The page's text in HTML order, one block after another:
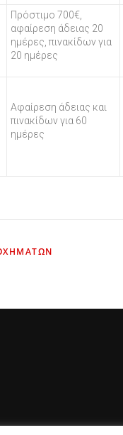
Πρόστιμο 700€,
αφαίρεση άδειας 20
ημέρες, πινακίδων για
20 ημέρες
Αφαίρεση άδειας και
πινακίδων για 60
ημέρες